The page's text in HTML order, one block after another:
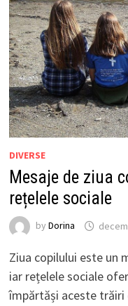
DIVERSE
Mesaje de ziua
rețelele sociale
by Dorina
Ziua copilului este un
iar rețelele sociale
împărtăși aceste